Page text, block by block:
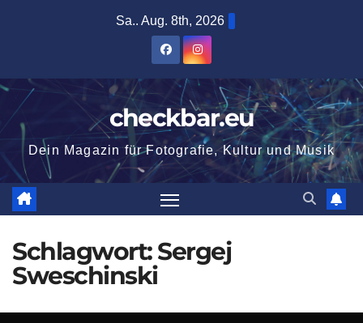
Sa.. Aug. 8th, 2026
checkbar.eu
Dein Magazin für Fotografie, Kultur und Musik
Schlagwort:Sergej
Sweschinski